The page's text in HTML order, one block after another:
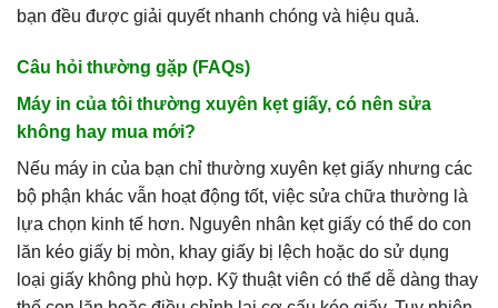
bạn đều được giải quyết nhanh chóng và hiệu quả.
Câu hỏi thường gặp (FAQs)
Máy in của tôi thường xuyên kẹt giấy, có nên sửa
không hay mua mới?
Nếu máy in của bạn chỉ thường xuyên kẹt giấy nhưng các
bộ phận khác vẫn hoạt động tốt, việc sửa chữa thường là
lựa chọn kinh tế hơn. Nguyên nhân kẹt giấy có thể do con
lăn kéo giấy bị mòn, khay giấy bị lệch hoặc do sử dụng
loại giấy không phù hợp. Kỹ thuật viên có thể dễ dàng thay